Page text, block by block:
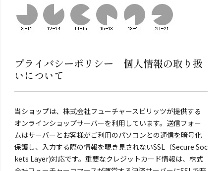
プライバシーポリシー 個人情報の取り扱
いについて
当ショップは、株式会社フューチャースピリッツが提供する
オンラインショップサーバーを利用しています。送信フォー
ムはサーバーとお客様がご利用のパソコンとの通信を暗号化
保護し、入力する際の情報を覗き見されないSSL（Secure Soc
kets Layer)対応です。重要なクレジットカード情報は、株式